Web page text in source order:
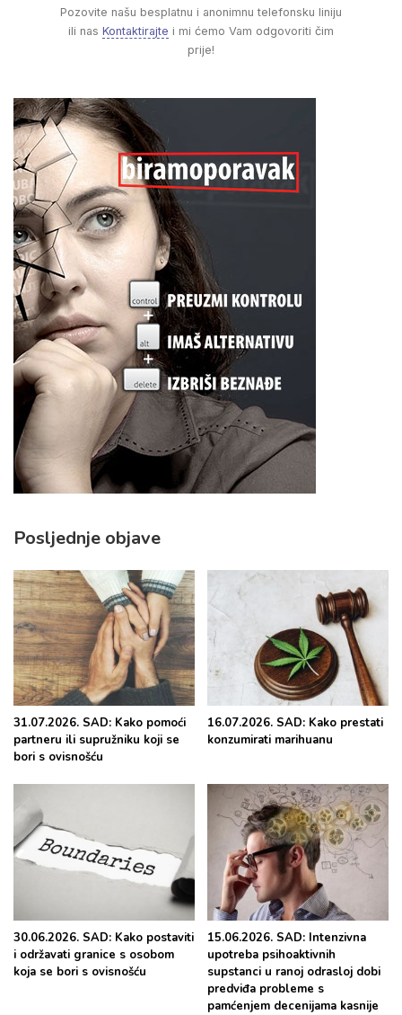
Pozovite našu besplatnu i anonimnu telefonsku liniju
ili nas Kontaktirajte i mi ćemo Vam odgovoriti čim
prije!
Posljednje objave
31.07.2026. SAD: Kako pomoći
partneru ili supružniku koji se
bori s ovisnošću
16.07.2026. SAD: Kako prestati
konzumirati marihuanu
30.06.2026. SAD: Kako postaviti
i održavati granice s osobom
koja se bori s ovisnošću
15.06.2026. SAD: Intenzivna
upotreba psihoaktivnih
supstanci u ranoj odrasloj dobi
predviđa probleme s
pamćenjem decenijama kasnije